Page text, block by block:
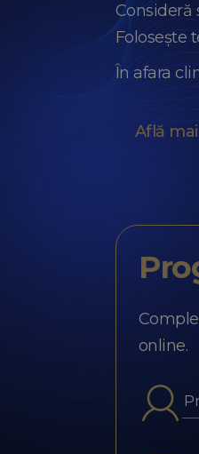
Consideră
Folosește
În afara
Află
online.